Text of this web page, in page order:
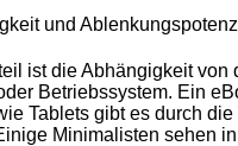
und
ist die Abhängigkeit
Betriebssystem. Ein
Tablets gibt es durch
Minimalisten sehen